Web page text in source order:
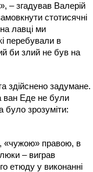
– згадував Валерій
стотисячні
лавці ми
перебували в
би злий не був на
здійснено задумане.
ван Еде не були
було зрозуміти:
«чужою» правою, в
– виграв
етюду у виконанні